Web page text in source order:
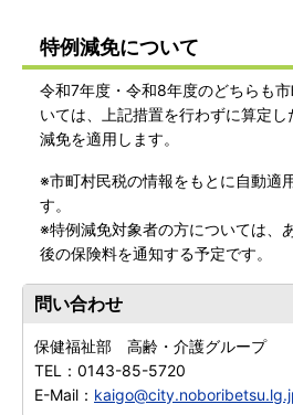
特例減免について
令和7年度・令和8年度のどちらも
いては、上記措置を行わずに算定
減免を適用します。
※市町村民税の情報をもとに自動適
す。
※特例減免対象者の方については、
後の保険料を通知する予定です。
問い合わせ
保健福祉部 高齢・介護グループ
TEL： 0143-85-5720
E-Mail：